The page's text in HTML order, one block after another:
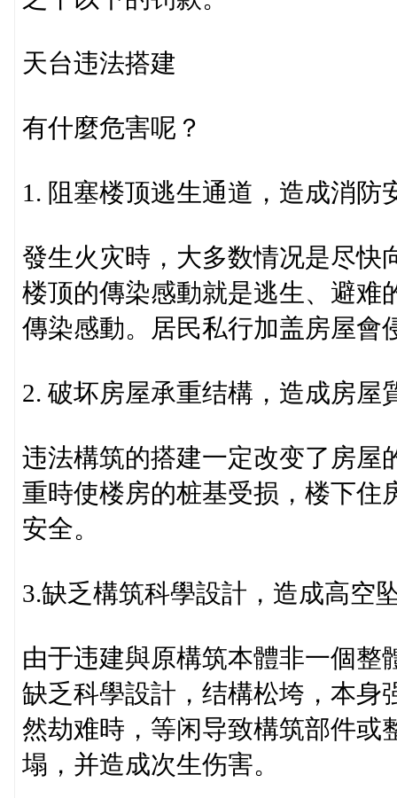
天台违法搭建
有什麼危害呢？
1. 阻塞楼顶逃生通道，造成消防
發生火灾時，大多数情况是尽快
楼顶的傳染感動就是逃生、避难
傳染感動。居民私行加盖房屋會
2. 破坏房屋承重结構，造成房屋
违法構筑的搭建一定改变了房屋
重時使楼房的桩基受损，楼下住
安全。
3.缺乏構筑科學設計，造成高空
由于违建與原構筑本體非一個整
缺乏科學設計，结構松垮，本身
然劫难時，等闲导致構筑部件或
塌，并造成次生伤害。